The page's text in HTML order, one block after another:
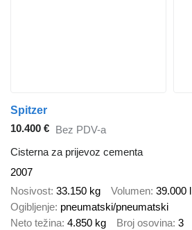
Spitzer
10.400 € Bez PDV-a
Cisterna za prijevoz cementa
2007
Nosivost 33.150 kg Volumen 39.000 l
Ogibljenje pneumatski/pneumatski
Neto težina 4.850 kg Broj osovina 3